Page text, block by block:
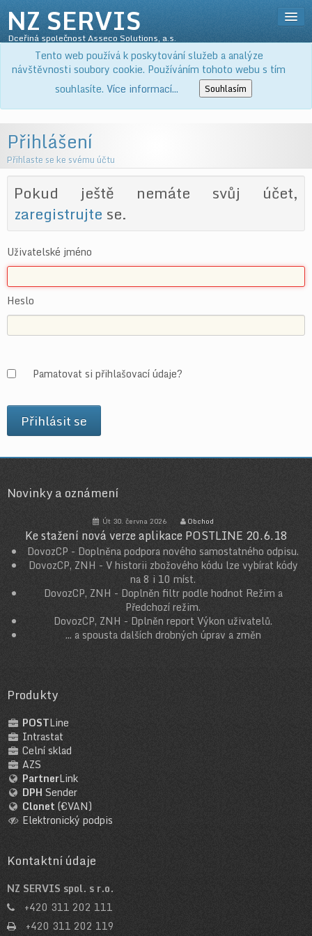
NZ SERVIS
Dceřiná společnost Asseco Solutions, a.s.
Přihlásit
SLUŽBY
KOŠÍK
Tento web používá k poskytování služeb a analýze
návštěvnosti soubory cookie. Používáním tohoto webu s tím
souhlasíte. Více informací... Souhlasím
Přihlášení
Přihlaste se ke svému účtu
Pokud ještě nemáte svůj účet,
zaregistrujte se.
Uživatelské jméno
Heslo
Pamatovat si přihlašovací údaje?
Novinky a oznámení
Út 30. června 2026 Obchod
Ke stažení nová verze aplikace POSTLINE 20.6.18
DovozCP - Doplněna podpora nového samostatného odpisu.
DovozCP, ZNH - V historii zbožového kódu lze vybírat kódy
na 8 i 10 míst.
DovozCP, ZNH - Doplněn filtr podle hodnot Režim a
Předchozí režim.
DovozCP, ZNH - Dplněn report Výkon uživatelů.
... a spousta dalších drobných úprav a změn
Produkty
POSTLine
Intrastat
Celní sklad
AZS
PartnerLink
DPH Sender
Clonet (€VAN)
Elektronický podpis
Kontaktní údaje
NZ SERVIS spol. s r.o.
+420 311 202 111
+420 311 202 119